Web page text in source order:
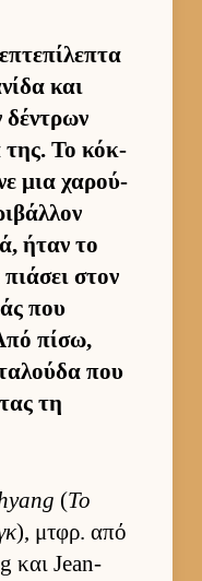
και
της. Το κόκ­
μια χαρού­
ήταν το
στον
που
πίσω,
που
τη
(Το
), μτ­φρ. από
και Jean-